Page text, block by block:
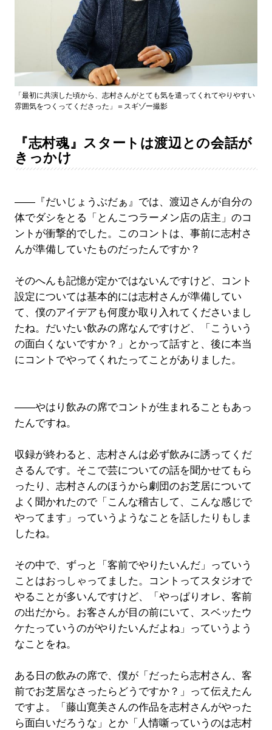
「最初に共演した頃から、志村さんがとても気を遣ってくれてやりやすい
雰囲気をつくってくださった」＝スギゾー撮影
『志村魂』スタートは渡辺との会話が
きっかけ
――『だいじょうぶだぁ』では、渡辺さんが自分の
体でダシをとる「とんこつラーメン店の店主」のコ
ントが衝撃的でした。このコントは、事前に志村さ
んが準備していたものだったんですか？
そのへんも記憶が定かではないんですけど、コント
設定については基本的には志村さんが準備してい
て、僕のアイデアも何度か取り入れてくださいまし
たね。だいたい飲みの席なんですけど、「こういう
の面白くないですか？」とかって話すと、後に本当
にコントでやってくれたってことがありました。
――やはり飲みの席でコントが生まれることもあっ
たんですね。
収録が終わると、志村さんは必ず飲みに誘ってくだ
さるんです。そこで芸についての話を聞かせてもら
ったり、志村さんのほうから劇団のお芝居について
よく聞かれたので「こんな稽古して、こんな感じで
やってます」っていうようなことを話したりもしま
したね。
その中で、ずっと「客前でやりたいんだ」っていう
ことはおっしゃってました。コントってスタジオで
やることが多いんですけど、「やっぱりオレ、客前
の出だから。お客さんが目の前にいて、スベッたウ
ケたっていうのがやりたいんだよね」っていうよう
なことをね。
ある日の飲みの席で、僕が「だったら志村さん、客
前でお芝居なさったらどうですか？」って伝えたん
ですよ。「藤山寛美さんの作品を志村さんがやった
ら面白いだろうな」とか「人情噺っていうのは志村